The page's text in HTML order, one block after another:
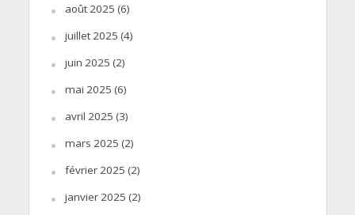
août 2025 (6)
juillet 2025 (4)
juin 2025 (2)
mai 2025 (6)
avril 2025 (3)
mars 2025 (2)
février 2025 (2)
janvier 2025 (2)